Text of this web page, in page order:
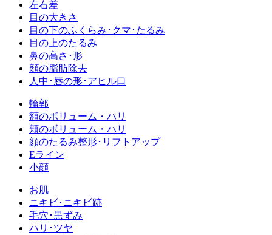
左右差
目の大きさ
目の下のふくらみ･クマ･たるみ
目の上のたるみ
鼻の高さ･形
顔の脂肪除去
人中･唇の形･アヒル口
輪郭
額のボリューム・ハリ
頬のボリューム・ハリ
顔のたるみ整形･リフトアップ
Eライン
小顔
お肌
ニキビ･ニキビ跡
毛穴･黒ずみ
ハリ･ツヤ